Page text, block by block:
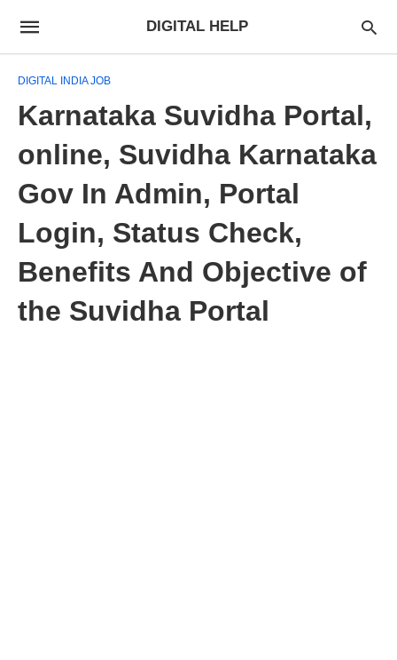
DIGITAL HELP
DIGITAL INDIA JOB
Karnataka Suvidha Portal,
online, Suvidha Karnataka
Gov In Admin, Portal
Login, Status Check,
Benefits And Objective of
the Suvidha Portal